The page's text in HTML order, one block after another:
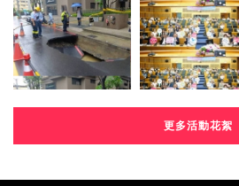
更多活動花絮